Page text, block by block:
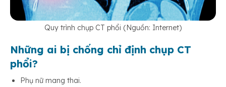
Quy trình chụp CT phổi (Nguồn: Internet)
Những ai bị chống chỉ định chụp CT
phổi?
Phụ nữ mang thai.